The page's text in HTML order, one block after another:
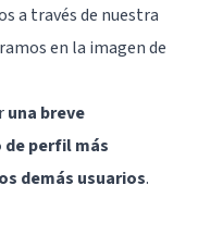
a través de nuestra
en la imagen de
una breve
perfil más
demás usuarios.